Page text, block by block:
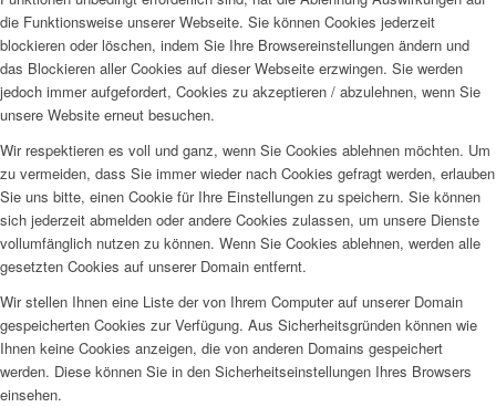
die Funktionsweise unserer Webseite. Sie können Cookies jederzeit
blockieren oder löschen, indem Sie Ihre Browsereinstellungen ändern und
das Blockieren aller Cookies auf dieser Webseite erzwingen. Sie werden
jedoch immer aufgefordert, Cookies zu akzeptieren / abzulehnen, wenn Sie
unsere Website erneut besuchen.
Wir respektieren es voll und ganz, wenn Sie Cookies ablehnen möchten. Um
zu vermeiden, dass Sie immer wieder nach Cookies gefragt werden, erlauben
Sie uns bitte, einen Cookie für Ihre Einstellungen zu speichern. Sie können
sich jederzeit abmelden oder andere Cookies zulassen, um unsere Dienste
vollumfänglich nutzen zu können. Wenn Sie Cookies ablehnen, werden alle
gesetzten Cookies auf unserer Domain entfernt.
Wir stellen Ihnen eine Liste der von Ihrem Computer auf unserer Domain
gespeicherten Cookies zur Verfügung. Aus Sicherheitsgründen können wie
Ihnen keine Cookies anzeigen, die von anderen Domains gespeichert
werden. Diese können Sie in den Sicherheitseinstellungen Ihres Browsers
einsehen.